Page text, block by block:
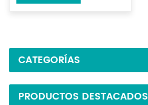
CATEGORÍAS
PRODUCTOS DESTACADOS